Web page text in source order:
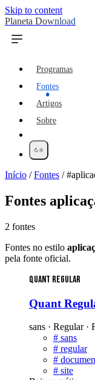
Skip to content
Planeta Download
Programas
Fontes
Artigos
Sobre
Início /Fontes /
Fontes
2 fontes
Fontes no estilo
pela fonte oficial.
Quant Regular
Quant
sans · Regular ·
# sans
# regular
#
# site